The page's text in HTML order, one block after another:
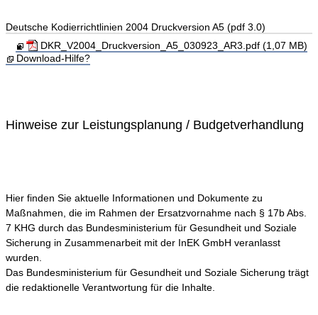
Deutsche Kodierrichtlinien 2004 Druckversion A5 (pdf 3.0)
DKR_V2004_Druckversion_A5_030923_AR3.pdf (1,07 MB)
Download-Hilfe?
Hinweise zur Leistungsplanung / Budgetverhandlung
Hier finden Sie aktuelle Informationen und Dokumente zu
Maßnahmen, die im Rahmen der Ersatzvornahme nach § 17b Abs.
7 KHG durch das Bundesministerium für Gesundheit und Soziale
Sicherung in Zusammenarbeit mit der InEK GmbH veranlasst
wurden.
Das Bundesministerium für Gesundheit und Soziale Sicherung trägt
die redaktionelle Verantwortung für die Inhalte.